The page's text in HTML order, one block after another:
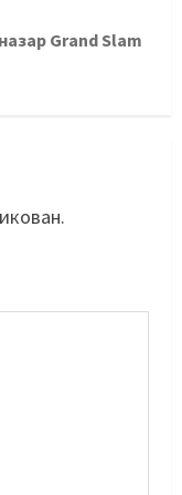
Grand Slam